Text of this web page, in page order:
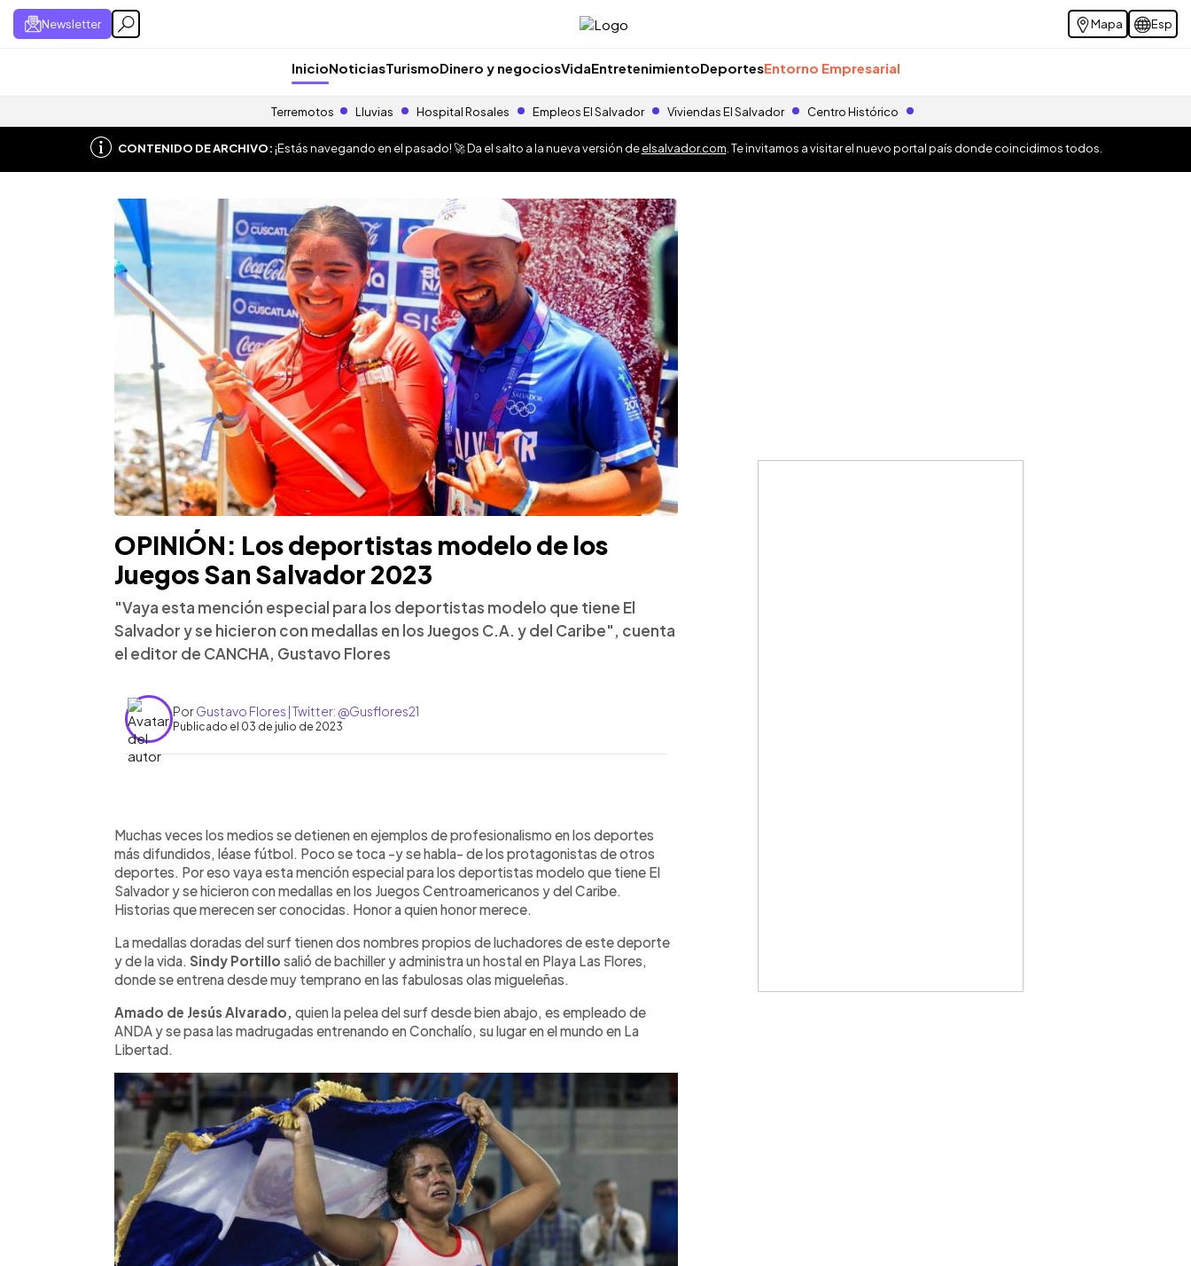
Newsletter Mapa Esp
InicioNoticiasTurismoDinero y negociosVidaEntretenimientoDeportesEntorno Empresarial
Terremotos Lluvias Hospital Rosales Empleos El Salvador Viviendas El Salvador Centro Histórico
CONTENIDO DE ARCHIVO:¡Estás navegando en el pasado! 🚀 Da el salto a la nueva versión deelsalvador.com . Te invitamos a visitar el nuevo portal país donde coincidimos todos.
OPINIÓN: Los deportistas modelo de los
Juegos San Salvador 2023
"Vaya esta mención especial para los deportistas modelo que tiene El
Salvador y se hicieron con medallas en los Juegos C.A. y del Caribe", cuenta
el editor de CANCHA, Gustavo Flores
PorGustavo Flores | Twitter: @Gusflores21
Publicado el 03 de julio de 2023
Escuchar artículo
Muchas veces los medios se detienen en ejemplos de profesionalismo en los deportes
más difundidos, léase fútbol. Poco se toca -y se habla- de los protagonistas de otros
deportes. Por eso vaya esta mención especial para los deportistas modelo que tiene El
Salvador y se hicieron con medallas en los Juegos Centroamericanos y del Caribe.
Historias que merecen ser conocidas. Honor a quien honor merece.
La medallas doradas del surf tienen dos nombres propios de luchadores de este deporte
y de la vida. Sindy Portillo salió de bachiller y administra un hostal en Playa Las Flores,
donde se entrena desde muy temprano en las fabulosas olas migueleñas.
Amado de Jesús Alvarado, quien la pelea del surf desde bien abajo, es empleado de
ANDA y se pasa las madrugadas entrenando en Conchalío, su lugar en el mundo en La
Libertad.